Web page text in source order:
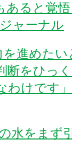
あると覚
ャーナル
を進めた
断をひっ
わけです
水をまず